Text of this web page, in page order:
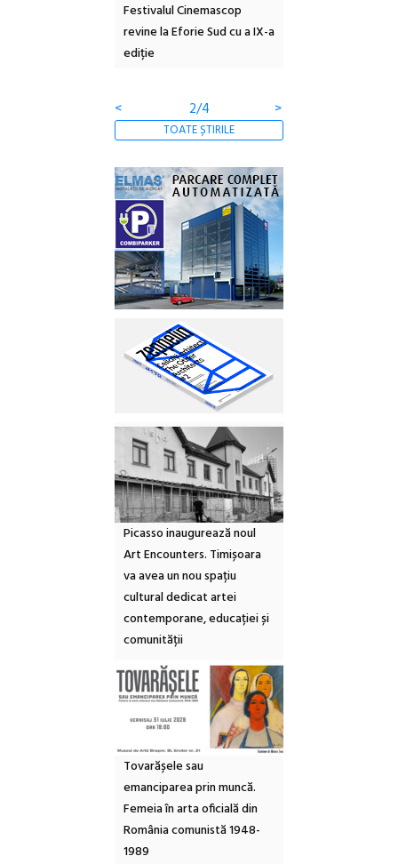
Festivalul Cinemascop
revine la Eforie Sud cu a IX-a
ediție
<
2/4 >
TOATE ȘTIRILE
Picasso inaugurează noul
Art Encounters. Timișoara
va avea un nou spațiu
cultural dedicat artei
contemporane, educației și
comunității
Tovarășele sau
emanciparea prin muncă.
Femeia în arta oficială din
România comunistă 1948-
1989